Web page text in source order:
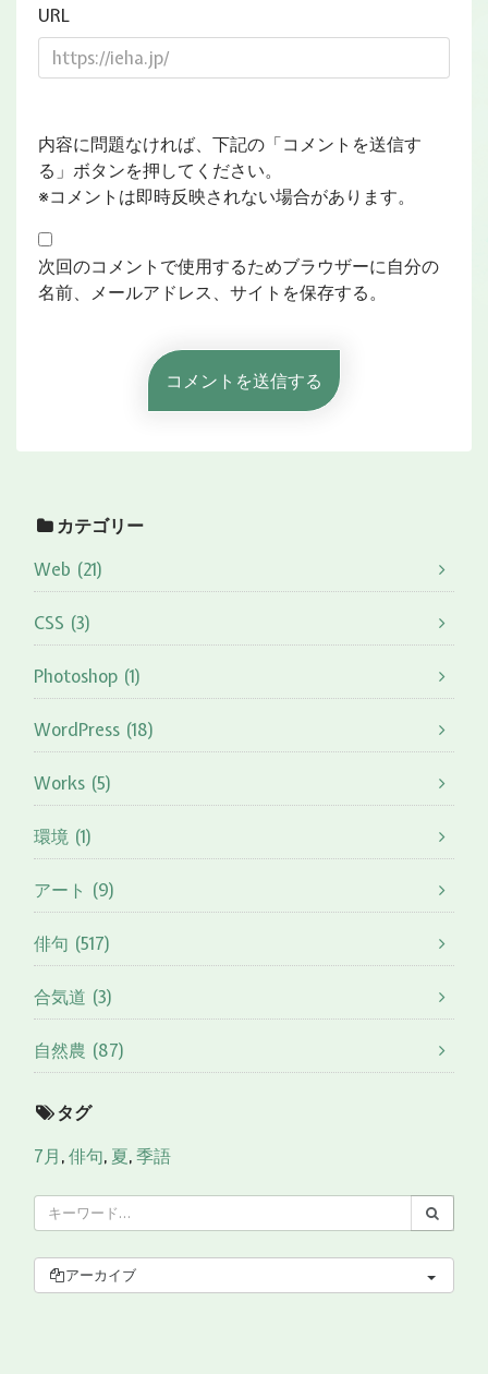
URL
内容に問題なければ、下記の「コメントを送信す
る」ボタンを押してください。
※コメントは即時反映されない場合があります。
次回のコメントで使用するためブラウザーに自分の
名前、メールアドレス、サイトを保存する。
カテゴリー
Web (21)
CSS (3)
Photoshop (1)
WordPress (18)
Works (5)
環境 (1)
アート (9)
俳句 (517)
合気道 (3)
自然農 (87)
タグ
7月,俳句, 夏,季語
アーカイブ